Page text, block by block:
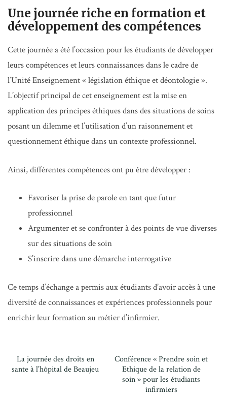
Une journée riche en formation et
développement des compétences
Cette journée a été l’occasion pour les étudiants de développer
leurs compétences et leurs connaissances dans le cadre de
l’Unité Enseignement « législation éthique et déontologie ».
L’objectif principal de cet enseignement est la mise en
application des principes éthiques dans des situations de soins
posant un dilemme et l’utilisation d’un raisonnement et
questionnement éthique dans un contexte professionnel.
Ainsi, différentes compétences ont pu être développer :
Favoriser la prise de parole en tant que futur
professionnel
Argumenter et se confronter à des points de vue diverses
sur des situations de soin
S’inscrire dans une démarche interrogative
Ce temps d’échange a permis aux étudiants d’avoir accès à une
diversité de connaissances et expériences professionnels pour
enrichir leur formation au métier d’infirmier.
La journée des droits en
sante à l’hôpital de Beaujeu
Conférence « Prendre soin et
Ethique de la relation de
soin » pour les étudiants
infirmiers